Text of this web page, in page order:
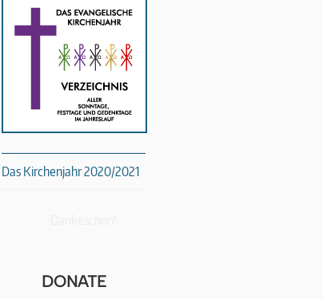
Das Kirchenjahr 2020/2021
DONATE